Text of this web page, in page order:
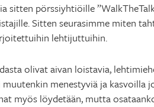
sitten pörssiyhtiöille
Sitten seurasimme miten
lehtijuttuihin.
olivat aivan loistavia,
menestyviä ja kasvoilla
myös löydetään, mutta